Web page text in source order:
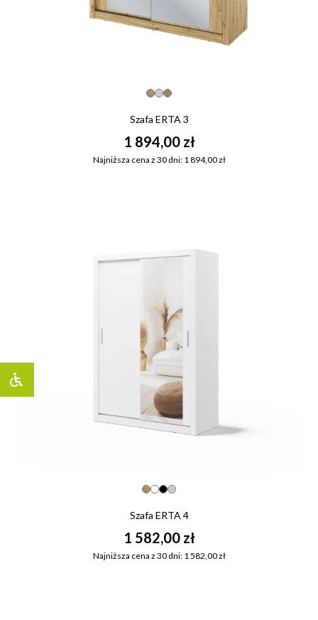
Szafa ERTA 3
1 894,00 zł
Najniższa cena z 30 dni: 1 894,00 zł
Szafa ERTA 4
1 582,00 zł
Najniższa cena z 30 dni: 1 582,00 zł